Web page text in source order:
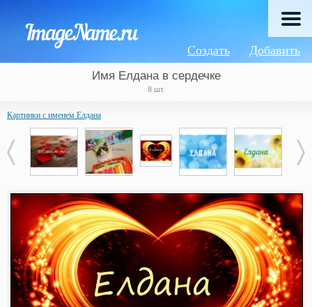
Добавить
Создать
Имя Елдана в сердечке
8 шт.
Картинки с именем Елдана